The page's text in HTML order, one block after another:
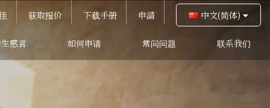
获取报价 下载手册 申請 中文(简体)
感言 如何申请 常问问题 联系我们